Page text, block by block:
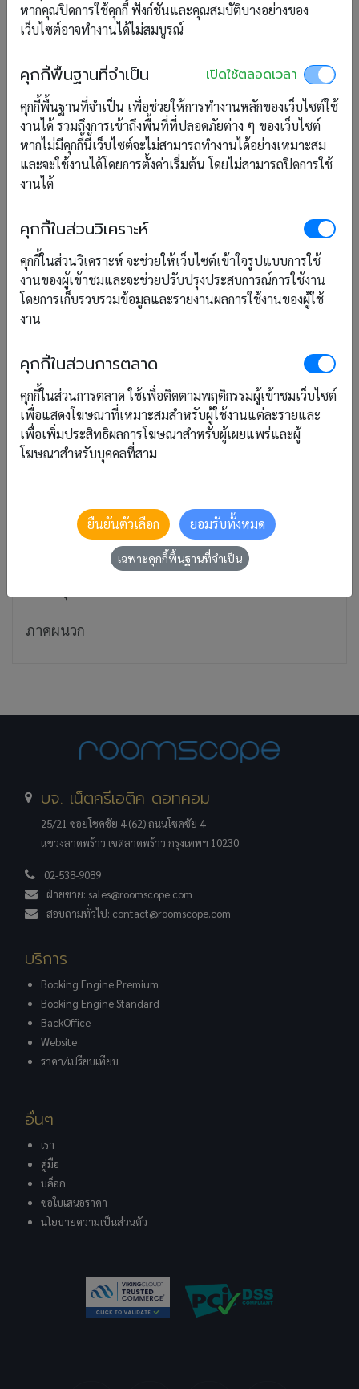
โอนเงิน
2C2P - เครดิตการ์ด และอีวอลเล็ต
2C2P - เคาน์เตอร์
PayPal
ห้องพัก
เรทราคา
โปรโมชั่น
คูปอง
ปฏิทินการจอง
เช็คอิน/เช็คเอาท์
การแจ้งผู้เข้าพัก
ภาคผนวก
บจ. เน็ตครีเอติค ดอทคอม
25/21 ซอยโชคชัย 4 (62) ถนนโชคชัย 4
แขวงลาดพร้าว เขตลาดพร้าว กรุงเทพฯ 10230
02-538-9089
ฝ่ายขาย: sales@roomscope.com
สอบถามทั่วไป: contact@roomscope.com
บริการ
Booking Engine Premium
Booking Engine Standard
BackOffice
Website
ราคา/เปรียบเทียบ
อื่นๆ
เรา
คู่มือ
บล็อก
ขอใบเสนอราคา
นโยบายความเป็นส่วนตัว
หากคุณปิดการใช้คุกกี้ ฟังก์ชันและคุณสมบัติบางอย่างของ
เว็บไซต์อาจทำงานได้ไม่สมบูรณ์
คุกกี้พื้นฐานที่จำเป็น เปิดใช้ตลอดเวลา
คุกกี้พื้นฐานที่จำเป็น เพื่อช่วยให้การทำงานหลักของเว็บไซต์ใช้
งานได้ รวมถึงการเข้าถึงพื้นที่ที่ปลอดภัยต่าง ๆ ของเว็บไซต์
หากไม่มีคุกกี้นี้เว็บไซต์จะไม่สามารถทำงานได้อย่างเหมาะสม
และจะใช้งานได้โดยการตั้งค่าเริ่มต้น โดยไม่สามารถปิดการใช้
งานได้
คุกกี้ในส่วนวิเคราะห์
คุกกี้ในส่วนวิเคราะห์ จะช่วยให้เว็บไซต์เข้าใจรูปแบบการใช้
งานของผู้เข้าชมและจะช่วยปรับปรุงประสบการณ์การใช้งาน
โดยการเก็บรวบรวมข้อมูลและรายงานผลการใช้งานของผู้ใช้
งาน
คุกกี้ในส่วนการตลาด
คุกกี้ในส่วนการตลาด ใช้เพื่อติดตามพฤติกรรมผู้เข้าชมเว็บไซต์
เพื่อแสดงโฆษณาที่เหมาะสมสำหรับผู้ใช้งานแต่ละรายและ
เพื่อเพิ่มประสิทธิผลการโฆษณาสำหรับผู้เผยแพร่และผู้
โฆษณาสำหรับบุคคลที่สาม
ยืนยันตัวเลือก ยอมรับทั้งหมด
เฉพาะคุกกี้พื้นฐานที่จำเป็น